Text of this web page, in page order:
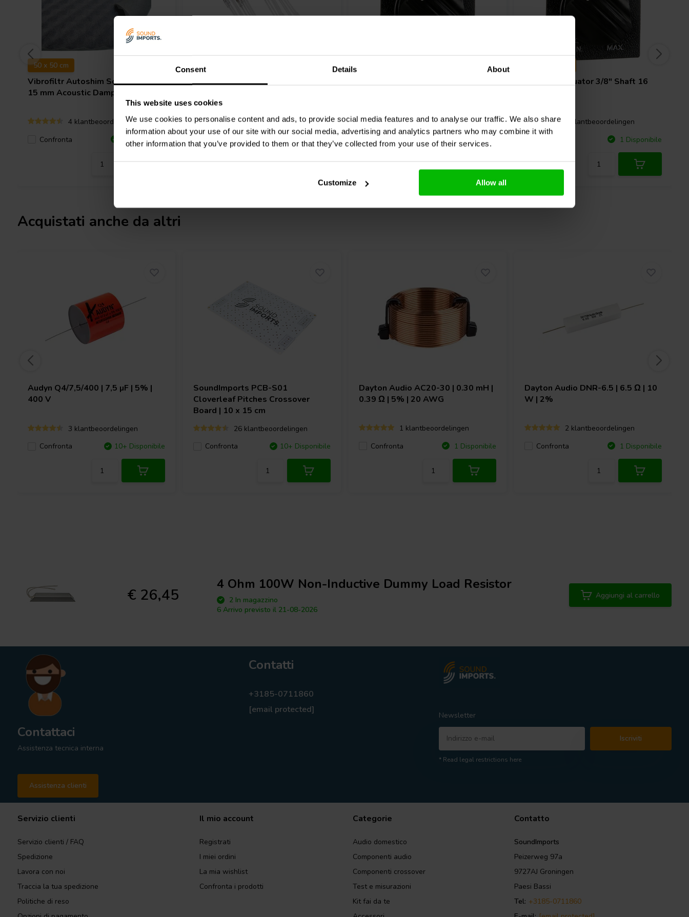
Consent Details About
This website uses cookies
We use cookies to personalise content and ads, to provide social media features and to analyse our traffic. We also share
information about your use of our site with our social media, advertising and analytics partners who may combine it with
other information that you’ve provided to them or that they’ve collected from your use of their services.
Customize Allow all
50 x 50 cm
VibrofiltrAutoshim Sound Wave
15 mm Acoustic Damping
4 klantbeoordelingen
Confronta
8 Disponibile
Sold in pairs
Burson AudioEXT-2 Opamp
1 klantbeoordelingen
Confronta
7 Disponibile
10 klantbeoordelingen
Confronta
10+ Disponibile
L-Pad Attenuator 3/8" Shaft 16
1 klantbeoordelingen
1 Disponibile
Acquistati anche da altri
Audyn Q4/7,5/400 | 7,5 µF | 5% |
400 V
3 klantbeoordelingen
Confronta
10+ Disponibile
SoundImports PCB-S01
Cloverleaf Pitches Crossover
Board | 10 x 15 cm
26 klantbeoordelingen
Confronta
10+ Disponibile
Dayton Audio AC20-30 | 0.30 mH |
0.39 Ω | 5% | 20 AWG
1 klantbeoordelingen
Confronta
1 Disponibile
Dayton Audio DNR-6.5 | 6.5 Ω | 10
W | 2%
2 klantbeoordelingen
Confronta
1 Disponibile
€ 26,45
4 Ohm 100W Non-Inductive Dummy Load Resistor
2 In magazzino
6 Arrivo previsto il 21-08-2026
Aggiungi al carrello
Contattaci
Assistenza tecnica interna
Assistenza clienti
Contatti
+3185-0711860
[email protected]
Newsletter
Iscriviti
* Read legal restrictions here
Servizio clienti
Servizio clienti / FAQ
Spedizione
Lavora con noi
Traccia la tua spedizione
Politiche di reso
Il mio account
Registrati
I miei ordini
La mia wishlist
Confronta i prodotti
Categorie
Audio domestico
Componenti audio
Componenti crossover
Test e misurazioni
Kit fai da te
Contatto
SoundImports
Peizerweg 97a
9727AJ Groningen
Paesi Bassi
Tel: +3185-0711860